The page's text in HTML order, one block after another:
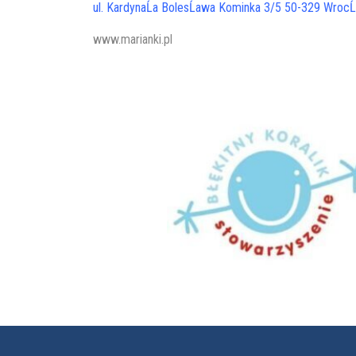
ul. KardynaĹa BolesĹawa Kominka 3/5 50-329
www.marianki.pl